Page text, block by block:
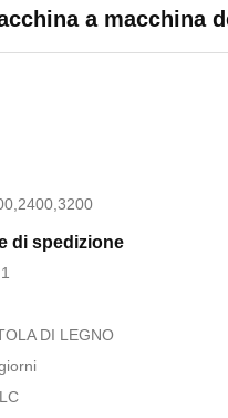
a macchina
di spedizione
DI LEGNO